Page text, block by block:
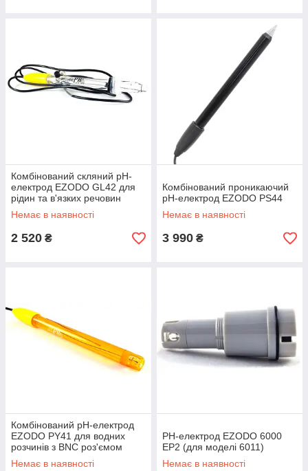
Комбінований скляний рН-
електрод EZODO GL42 для
рідин та в'язких речовин
(BNC)
Немає в наявності
2 520 ₴
Комбінований проникаючий
рН-електрод EZODO PS44
Немає в наявності
3 990 ₴
Комбінований рН-електрод
EZODO PY41 для водних
розчинів з BNC роз'ємом
Немає в наявності
РН-електрод EZODO 6000
EP2 (для моделі 6011)
Немає в наявності